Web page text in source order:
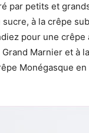
par petits et
à la crêpe
pour une
Marnier et à
Monégasque